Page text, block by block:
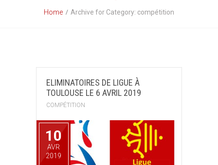
Home Archive for Category: compétition
ELIMINATOIRES DE LIGUE À
TOULOUSE LE 6 AVRIL 2019
COMPÉTITION
10
AVR
2019